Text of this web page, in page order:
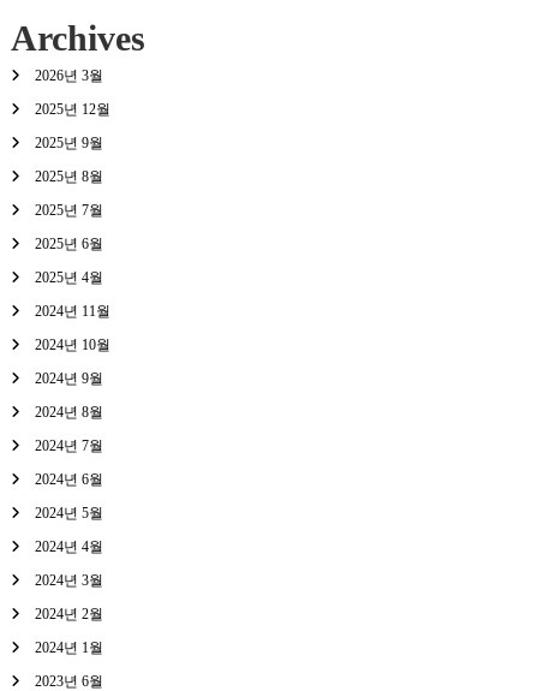
Archives
2026년 3월
2025년 12월
2025년 9월
2025년 8월
2025년 7월
2025년 6월
2025년 4월
2024년 11월
2024년 10월
2024년 9월
2024년 8월
2024년 7월
2024년 6월
2024년 5월
2024년 4월
2024년 3월
2024년 2월
2024년 1월
2023년 6월